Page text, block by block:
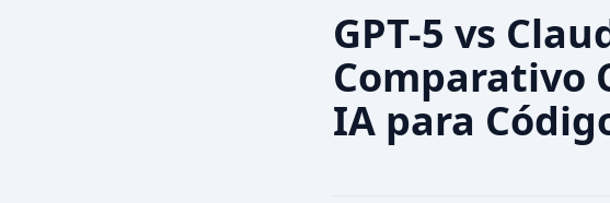
GPT-5 vs
Comparativo
IA para